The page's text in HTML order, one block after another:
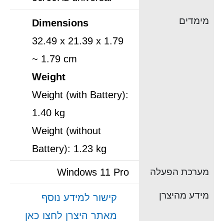
מימדים
Dimensions
32.49 x 21.39 x 1.79
~ 1.79 cm
Weight
Weight (with Battery):
1.40 kg
Weight (without
Battery): 1.23 kg
מערכת הפעלה Windows 11 Pro
מידע מהיצרן
קישור למידע נוסף
מאתר היצרן לחצו כאן